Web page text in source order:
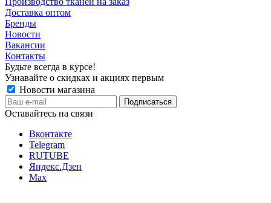
Доставка оптом
Бренды
Новости
Вакансии
Контакты
Будьте всегда в курсе!
Узнавайте о скидках и акциях первым
Новости магазина
Оставайтесь на связи
Вконтакте
Telegram
RUTUBE
Яндекс.Дзен
Max